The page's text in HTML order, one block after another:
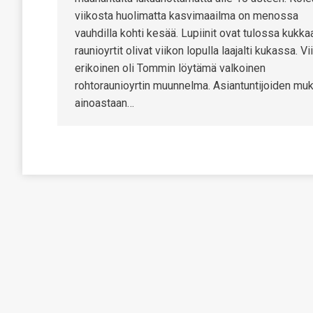
viikosta huolimatta kasvimaailma on menossa
vauhdilla kohti kesää. Lupiinit ovat tulossa
raunioyrtit olivat viikon lopulla laajalti kukassa.
erikoinen oli Tommin löytämä valkoinen
rohtoraunioyrtin muunnelma. Asiantuntijoiden
ainoastaan…